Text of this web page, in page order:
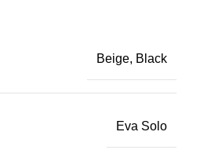
Beige, Black
Eva Solo